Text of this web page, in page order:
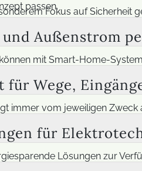
passen.
Fokus auf Sicherheit
und frostsicher verlegt.
Außenstrom
mit Smart-Home-
So wird der Außenbereich
Wege,
immer vom jeweiligen
sie Licht nur bei Bedarf
für
Lösungen zur